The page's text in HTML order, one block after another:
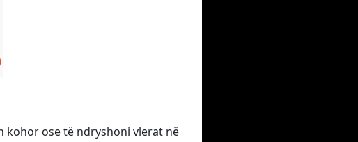
kohor ose të ndryshoni vlerat në